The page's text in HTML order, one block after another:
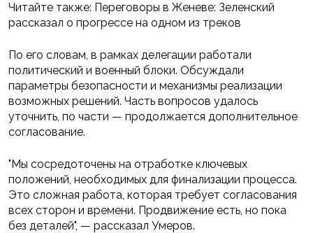
Читайте также: Переговоры в Женеве: Зеленский
рассказал о прогрессе на одном из треков
По его словам, в рамках делегации работали
политический и военный блоки. Обсуждали
параметры безопасности и механизмы реализации
возможных решений. Часть вопросов удалось
уточнить, по части — продолжается дополнительное
согласование.
"Мы сосредоточены на отработке ключевых
положений, необходимых для финализации процесса.
Это сложная работа, которая требует согласования
всех сторон и времени. Продвижение есть, но пока
без деталей", — рассказал Умеров.